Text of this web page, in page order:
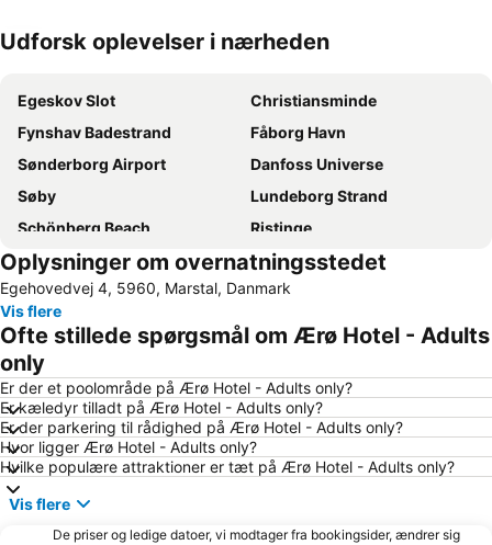
Udvid kort
Udforsk oplevelser i nærheden
Egeskov Slot
Christiansminde
Fynshav Badestrand
Fåborg Havn
Sønderborg Airport
Danfoss Universe
Søby
Lundeborg Strand
Schönberg Beach
Ristinge
Soenderborg Badestrand
Spodsbjerg Drej
Strand von Habernis
Norgaardholz
Lohals Nordstrand
Naturschutzgebiet Geltinger Birk
Yachthafen Wackerballig
Oplysninger om overnatningsstedet
Egehovedvej 4, 5960, Marstal, Danmark
Vis flere
Ofte stillede spørgsmål om Ærø Hotel - Adults
only
Er der et poolområde på Ærø Hotel - Adults only?
Er kæledyr tilladt på Ærø Hotel - Adults only?
Er der parkering til rådighed på Ærø Hotel - Adults only?
Hvor ligger Ærø Hotel - Adults only?
Hvilke populære attraktioner er tæt på Ærø Hotel - Adults only?
Vis flere
De priser og ledige datoer, vi modtager fra bookingsider, ændrer sig